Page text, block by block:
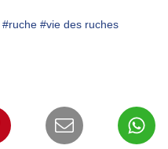
#ruche #vie des ruches